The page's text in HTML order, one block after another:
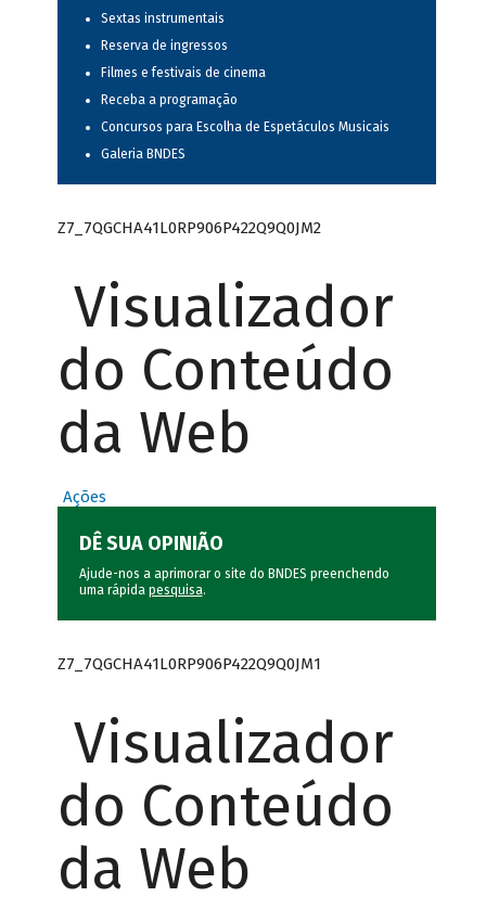
Sextas instrumentais
Reserva de ingressos
Filmes e festivais de cinema
Receba a programação
Concursos para Escolha de Espetáculos Musicais
Galeria BNDES
Z7_7QGCHA41L0RP906P422Q9Q0JM2
Visualizador
do Conteúdo
da Web
Ações
DÊ SUA OPINIÃO
Ajude-nos a aprimorar o site do BNDES preenchendo
uma rápida pesquisa.
Z7_7QGCHA41L0RP906P422Q9Q0JM1
Visualizador
do Conteúdo
da Web